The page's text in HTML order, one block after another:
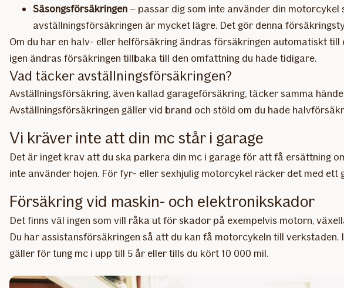
Säsongsförsäkringen – passar dig som inte använder din
avställningsförsäkringen är mycket lägre. Det gör denna
Om du har en halv- eller helförsäkring ändras försäkringen automatiskt
igen ändras försäkringen tillbaka till den omfattning du hade tidigare.
Vad täcker avställnings­försäkringen?
Avställningsförsäkring, även kallad garageförsäkring, täcker samma
Avställningsförsäkringen gäller vid brand och stöld om du hade
Vi kräver inte att din mc står i garage
Det är inget krav att du ska parkera din mc i garage för att få ersättning
inte använder hojen. För fyr- eller sexhjulig motorcykel räcker det med ett
Försäkring vid maskin- och elektronikskador
Det finns väl ingen som vill råka ut för skador på exempelvis motorn,
Du har assistansförsäkringen så att du kan få motorcykeln till
gäller för tung mc i upp till 5 år eller tills du kört 10 000 mil.